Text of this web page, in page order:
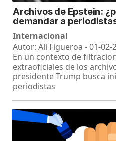
Archivos de Epstein:
demandar a
Internacional
Autor: Ali Figueroa - 01-02-
En un contexto de
extraoficiales de los
presidente Trump busca
periodistas